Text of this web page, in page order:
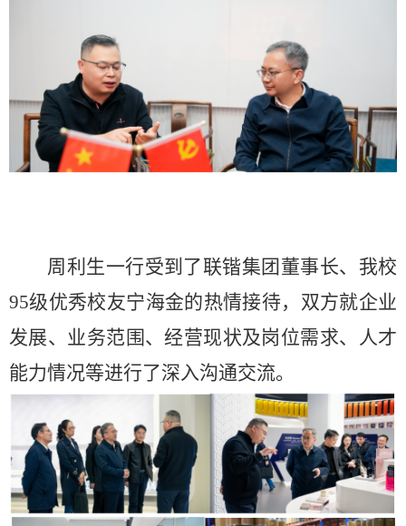
周利生一行受到了联锴集团董事长、我校
95级优秀校友宁海金的热情接待，双方就企业
发展、业务范围、经营现状及岗位需求、人才
能力情况等进行了深入沟通交流。